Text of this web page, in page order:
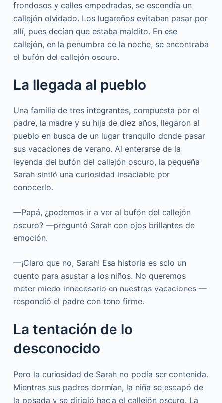
frondosos y calles empedradas, se escondía un
callejón olvidado. Los lugareños evitaban pasar por
allí, pues decían que estaba maldito. En ese
callejón, en la penumbra de la noche, se encontraba
el bufón del callejón oscuro.
La llegada al pueblo
Una familia de tres integrantes, compuesta por el
padre, la madre y su hija de diez años, llegaron al
pueblo en busca de un lugar tranquilo donde pasar
sus vacaciones de verano. Al enterarse de la
leyenda del bufón del callejón oscuro, la pequeña
Sarah sintió una curiosidad insaciable por
conocerlo.
—Papá, ¿podemos ir a ver al bufón del callejón
oscuro? —preguntó Sarah con ojos brillantes de
emoción.
—¡Claro que no, Sarah! Esa historia es solo un
cuento para asustar a los niños. No queremos
meter miedo innecesario en nuestras vacaciones —
respondió el padre con tono firme.
La tentación de lo
desconocido
Pero la curiosidad de Sarah no podía ser contenida.
Mientras sus padres dormían, la niña se escapó de
la posada y se dirigió hacia el callejón oscuro. La